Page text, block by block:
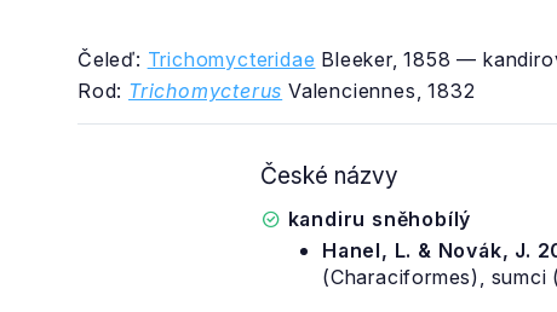
Čeleď: Trichomycteridae Bleeker, 1858 —
Rod: Trichomycterus Valenciennes, 1832
České názvy
kandiru sněhobílý
Hanel, L. & Novák, J.
(Characiformes), sumci